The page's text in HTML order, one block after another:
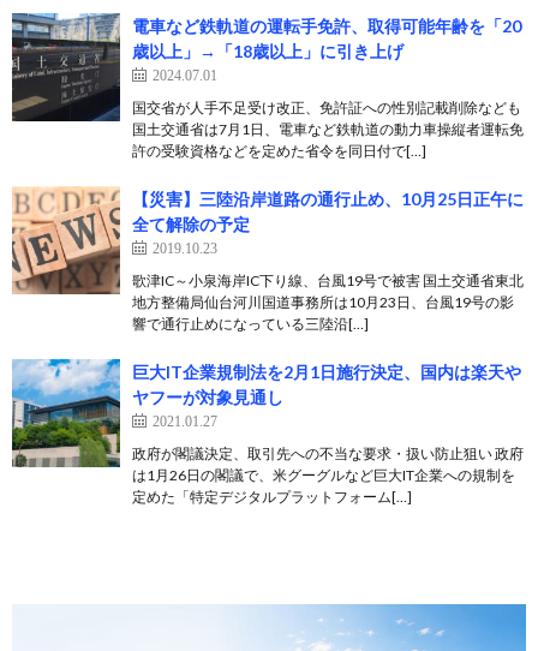
電車など鉄軌道の運転手免許、取得可能年齢を「20
歳以上」→「18歳以上」に引き上げ
2024.07.01
国交省が人手不足受け改正、免許証への性別記載削除なども
国土交通省は7月1日、電車など鉄軌道の動力車操縦者運転免
許の受験資格などを定めた省令を同日付で[…]
【災害】三陸沿岸道路の通行止め、10月25日正午に
全て解除の予定
2019.10.23
歌津IC～小泉海岸IC下り線、台風19号で被害 国土交通省東北
地方整備局仙台河川国道事務所は10月23日、台風19号の影
響で通行止めになっている三陸沿[…]
巨大IT企業規制法を2月1日施行決定、国内は楽天や
ヤフーが対象見通し
2021.01.27
政府が閣議決定、取引先への不当な要求・扱い防止狙い 政府
は1月26日の閣議で、米グーグルなど巨大IT企業への規制を
定めた「特定デジタルプラットフォーム[…]